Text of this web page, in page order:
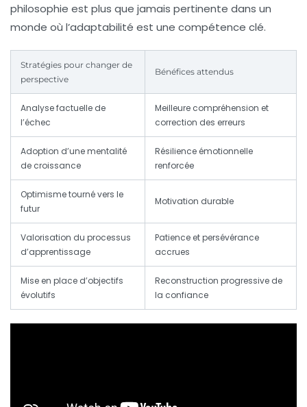
philosophie est plus que jamais pertinente dans un
monde où l’adaptabilité est une compétence clé.
Stratégies pour changer de
perspective
Bénéfices attendus
Analyse factuelle de
l’échec
Meilleure compréhension et
correction des erreurs
Adoption d’une mentalité
de croissance
Résilience émotionnelle
renforcée
Optimisme tourné vers le
futur
Motivation durable
Valorisation du processus
d’apprentissage
Patience et persévérance
accrues
Mise en place d’objectifs
évolutifs
Reconstruction progressive de
la confiance